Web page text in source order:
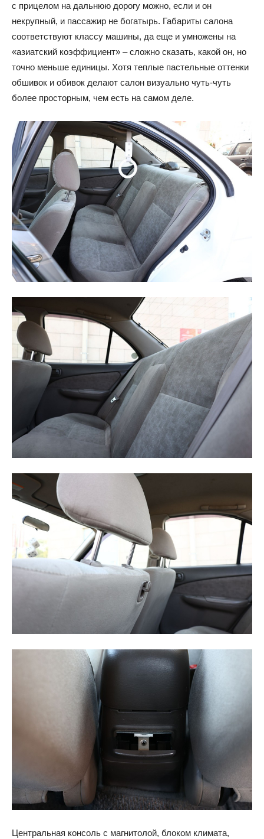
с прицелом на дальнюю дорогу можно, если и он
некрупный, и пассажир не богатырь. Габариты салона
соответствуют классу машины, да еще и умножены на
«азиатский коэффициент» – сложно сказать, какой он, но
точно меньше единицы. Хотя теплые пастельные оттенки
обшивок и обивок делают салон визуально чуть-чуть
более просторным, чем есть на самом деле.
Центральная консоль с магнитолой, блоком климата,